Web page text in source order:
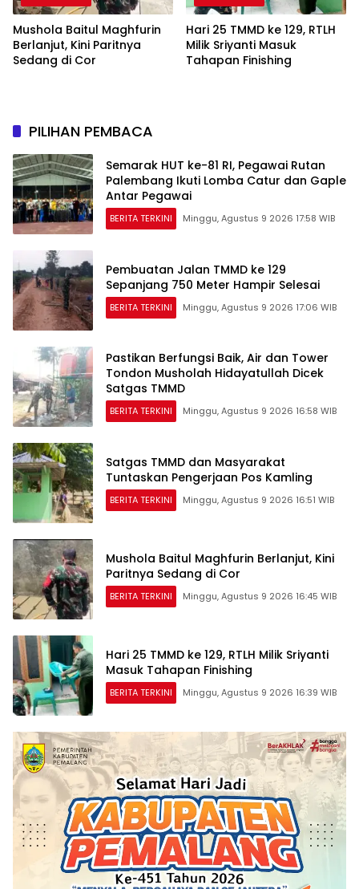
Mushola Baitul Maghfurin
Berlanjut, Kini Paritnya
Sedang di Cor
Hari 25 TMMD ke 129, RTLH
Milik Sriyanti Masuk
Tahapan Finishing
PILIHAN PEMBACA
Semarak HUT ke-81 RI, Pegawai Rutan
Palembang Ikuti Lomba Catur dan Gaple
Antar Pegawai
BERITA TERKINI Minggu, Agustus 9 2026 17:58 WIB
Pembuatan Jalan TMMD ke 129
Sepanjang 750 Meter Hampir Selesai
BERITA TERKINI Minggu, Agustus 9 2026 17:06 WIB
Pastikan Berfungsi Baik, Air dan Tower
Tondon Musholah Hidayatullah Dicek
Satgas TMMD
BERITA TERKINI Minggu, Agustus 9 2026 16:58 WIB
Satgas TMMD dan Masyarakat
Tuntaskan Pengerjaan Pos Kamling
BERITA TERKINI Minggu, Agustus 9 2026 16:51 WIB
Mushola Baitul Maghfurin Berlanjut, Kini
Paritnya Sedang di Cor
BERITA TERKINI Minggu, Agustus 9 2026 16:45 WIB
Hari 25 TMMD ke 129, RTLH Milik Sriyanti
Masuk Tahapan Finishing
BERITA TERKINI Minggu, Agustus 9 2026 16:39 WIB